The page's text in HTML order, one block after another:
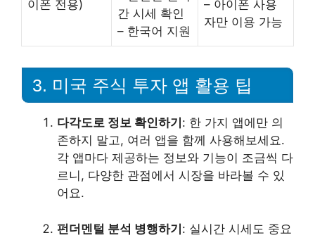
이폰 전용)
간 시세 확인
– 한국어 지원
– 아이폰 사용
자만 이용 가능
3. 미국 주식 투자 앱 활용 팁
다각도로 정보 확인하기 : 한 가지 앱에만 의
존하지 말고, 여러 앱을 함께 사용해보세요.
각 앱마다 제공하는 정보와 기능이 조금씩 다
르니, 다양한 관점에서 시장을 바라볼 수 있
어요.
펀더멘털 분석 병행하기: 실시간 시세도 중요